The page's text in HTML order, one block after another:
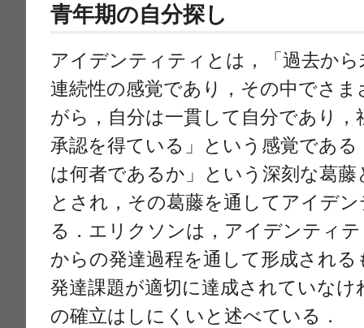
青年期の自分探し
アイデンティティとは，「過去か
連続性の感覚であり，その中でさ
がら，自分は一貫して自分であり
承認を得ている」という感覚である
は何者であるか」という深刻な葛
とされ，その葛藤を通してアイデ
る．エリクソンは，アイデンティ
からの発達過程を通して形成され
発達課題が適切に達成されていな
の確立はしにくいと述べている．